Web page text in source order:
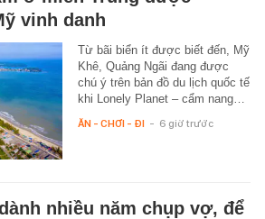
vinh danh
Từ bãi biển ít được biết đến, Mỹ
Khê, Quảng Ngãi đang được
chú ý trên bản đồ du lịch quốc tế
khi Lonely Planet – cẩm nang…
ĂN - CHƠI - ĐI - 6 giờ trước
nhiều năm chụp vợ, để